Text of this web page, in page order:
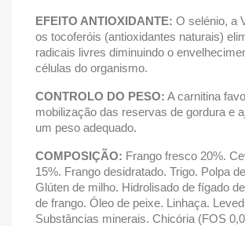
EFEITO ANTIOXIDANTE: O selénio, a
os tocoferóis (antioxidantes naturais)
radicais livres diminuindo o
células do organismo.
CONTROLO DO PESO: A carnitina
mobilização das reservas de gordura e
um peso adequado.
COMPOSIÇÃO: Frango fresco 20%.
15%. Frango desidratado. Trigo. Polpa
Glúten de milho. Hidrolisado de fígado
de frango. Óleo de peixe. Linhaça.
Substâncias minerais. Chicória (FOS